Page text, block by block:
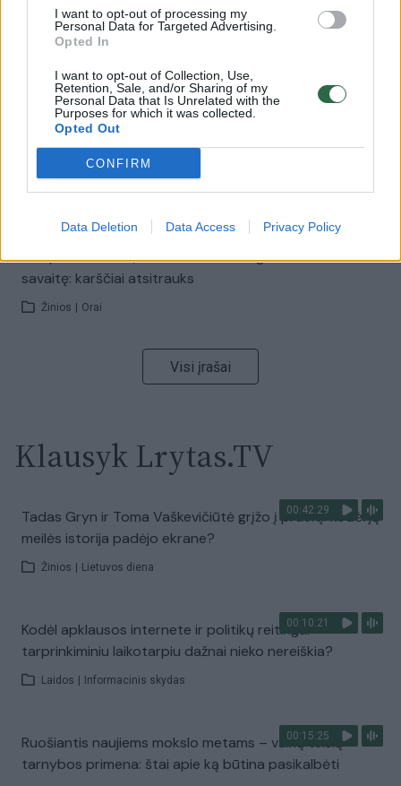
I want to opt-out of processing my
Personal Data for Targeted Advertising.
Opted In
I want to opt-out of Collection, Use,
Retention, Sale, and/or Sharing of my
Personal Data that Is Unrelated with the
Purposes for which it was collected.
Opted Out
CONFIRM
Data Deletion Data Access Privacy Policy
00:00:57
Savaitės vidurys nusimato karštas: temperatūra kils iki
32 laipsnių šilumos
Žinios | Orai
V. Zalužno pasisakymą laiko bandymu įsitvirtinti
Ukrainos politikoje: jis yra neteisus
Laidos | Nauja diena
Sinoptikai atsakė, kokiais orais užbaigsime darbo
savaitę: karščiai atsitrauks
Žinios Orai
Visi įrašai
Klausyk Lrytas.TV
00:42:29
Tadas Gryn ir Toma Vaškevičiūtė grįžo į praeitį: kodėl jų
meilės istorija padėjo ekrane?
Žinios Lietuvos diena
00:10:21
Kodėl apklausos internete ir politikų reitingai
tarprinkiminiu laikotarpiu dažnai nieko nereiškia?
Laidos Informacinis skydas
00:15:25
Ruošiantis naujiems mokslo metams – vaikų teisių
tarnybos primena: štai apie ką būtina pasikalbėti